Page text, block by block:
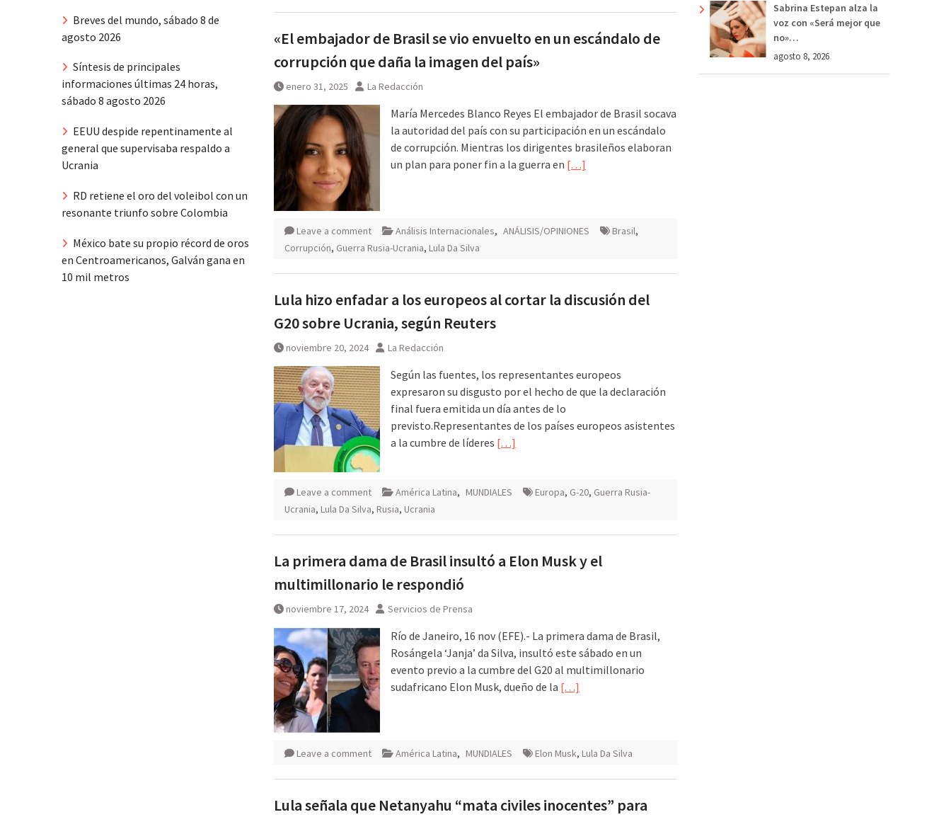
«El embajador de Brasil se vio envuelto en un escándalo de
corrupción que daña la imagen del país»
enero 31, 2025 La Redacción
María Mercedes Blanco Reyes El embajador de Brasil socava
la autoridad del país con su participación en un escándalo
de corrupción. Mientras los dirigentes brasileños elaboran
un plan para poner fin a la guerra en […]
Leave a comment Análisis Internacionales, ANÁLISIS/OPINIONES Brasil,
Corrupción, Guerra Rusia-Ucrania, Lula Da Silva
Lula hizo enfadar a los europeos al cortar la discusión del
G20 sobre Ucrania, según Reuters
noviembre 20, 2024 La Redacción
Según las fuentes, los representantes europeos
expresaron su disgusto por el hecho de que la declaración
final fuera emitida un día antes de lo
previsto.Representantes de los países europeos asistentes
a la cumbre de líderes […]
Leave a comment América Latina, MUNDIALES Europa, G-20, Guerra Rusia-
Ucrania, Lula Da Silva, Rusia, Ucrania
La primera dama de Brasil insultó a Elon Musk y el
multimillonario le respondió
noviembre 17, 2024 Servicios de Prensa
Río de Janeiro, 16 nov (EFE).- La primera dama de Brasil,
Rosángela ‘Janja’ da Silva, insultó este sábado en un
evento previo a la cumbre del G20 al multimillonario
sudafricano Elon Musk, dueño de la […]
Leave a comment América Latina, MUNDIALES Elon Musk, Lula Da Silva
Lula señala que Netanyahu “mata civiles inocentes” para
Sabrina Estepan alza la
voz con «Será mejor que
no»…
agosto 8, 2026
Breves del mundo, sábado 8 de
agosto 2026
Síntesis de principales
informaciones últimas 24 horas,
sábado 8 agosto 2026
EEUU despide repentinamente al
general que supervisaba respaldo a
Ucrania
RD retiene el oro del voleibol con un
resonante triunfo sobre Colombia
México bate su propio récord de oros
en Centroamericanos, Galván gana en
10 mil metros